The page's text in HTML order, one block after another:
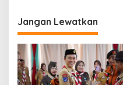
Jangan Lewatkan